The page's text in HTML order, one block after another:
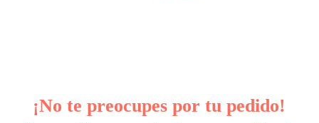
producto
¡No te preocupes por tu pedido!